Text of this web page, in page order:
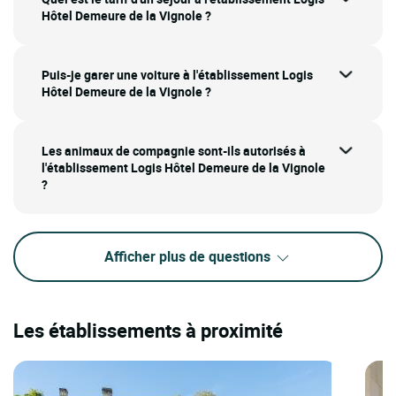
Hôtel Demeure de la Vignole ?
Puis-je garer une voiture à l'établissement Logis
Hôtel Demeure de la Vignole ?
Les animaux de compagnie sont-ils autorisés à
l'établissement Logis Hôtel Demeure de la Vignole
?
Afficher plus de questions
Les établissements à proximité